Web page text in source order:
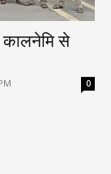
से
0